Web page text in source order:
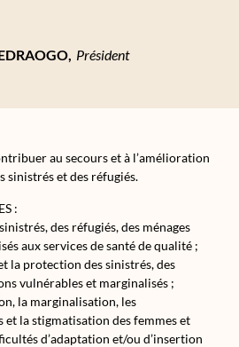
Président
au secours et à l’amélioration
sinistrés et des réfugiés.
:
des réfugiés, des ménages
aux services de santé de qualité ;
la protection des sinistrés, des
vulnérables et marginalisés ;
la marginalisation, les
la stigmatisation des femmes et
d’adaptation et/ou d’insertion